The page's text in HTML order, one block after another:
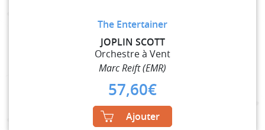
The Entertainer
JOPLIN SCOTT
Orchestre à Vent
Marc Reift (EMR)
57,60€
Ajouter